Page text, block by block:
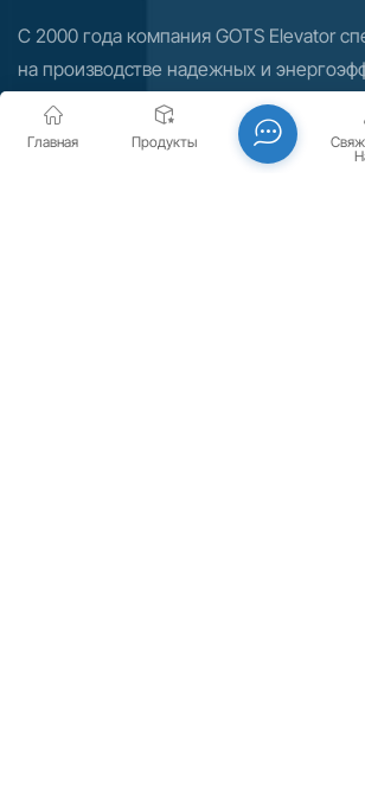
С 2000 года компания GOTS Elevator
на производстве надежных и
систем вертикального транспорта.
высокой грузоподъемности и
экстремальным климатическим
Главная Продукты